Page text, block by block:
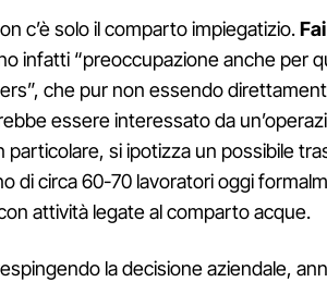
c’è solo il comparto impiegatizio.
infatti “preoccupazione anche per
che pur non essendo
essere interessato da
particolare, si ipotizza un possibile
di circa 60-70 lavoratori oggi
attività legate al comparto acque.
la decisione aziendale,